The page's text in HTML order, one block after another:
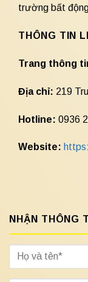
trường bất
THÔNG TIN
Trang thông
Địa chỉ: 219
Hotline: 0936
Website:
NHẬN THÔNG